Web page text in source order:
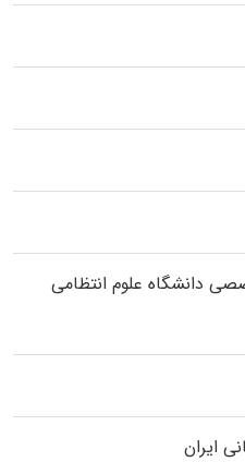
داﻧﺸﮕﺎه ﻋﻠﻮم انتظامی
ایران